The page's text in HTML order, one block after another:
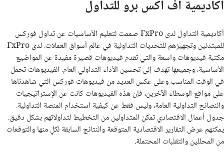
اكاديمية اف اكس برو للتداول
أكاديمية التداول لدى FxPro صممت لتعليم الأساسيات عن تداول فوركس
للمبتدئين وتجهيزهم للتحديات التداولية في عالم أسواق العملات. لدى FxPro
مكتبة فيديوهات واسعة والتي تقدم فيديوهات قصيرة مفيدة عن المواضيع
الأساسية، وجميعها تهدف إلى تحسين الأداء التداولي العام. الفيديوهات تحمل
في الوقت المناسب وعلى عكس العديد من فيديوهات فوركس التي شاهدناها
على مواقع الوسطاء الآخرين، فإن هذه الفيديوهات كانت عن الإستراتيجيات
والنصائح التداولية العامة، وليس فقط عن كيفية استخدام المنصة التداولية.
جدول أعمال الاقتصادي تمكن المتداولين من التخطيط لتداولاتهم بشكل دقيق.
يمكنهم عرض التقارير الاقتصادية المتوقعة والنتائج السابقة لكلٍ منها والتوقعات
من المحللين والتقلبات المحتملة.